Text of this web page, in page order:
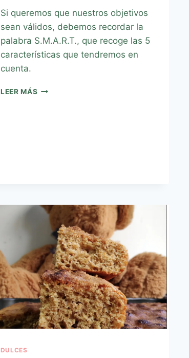
Si queremos que nuestros objetivos
sean válidos, debemos recordar la
palabra S.M.A.R.T., que recoge las 5
características que tendremos en
cuenta.
LEER MÁS
DULCES